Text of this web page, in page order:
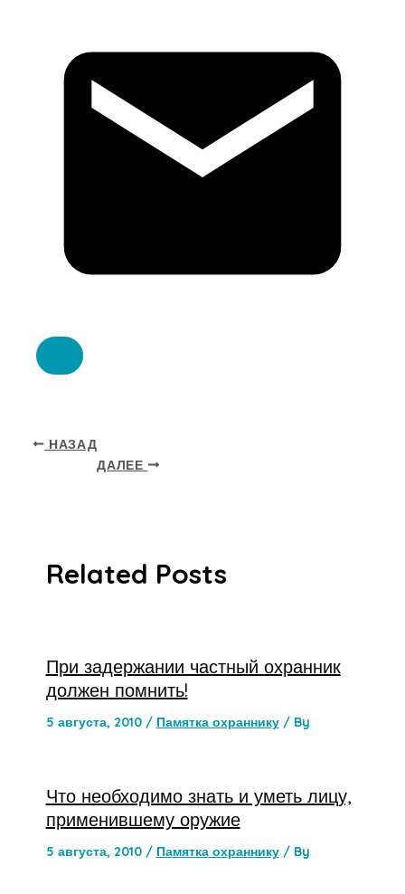
НАЗАД
ДАЛЕЕ
Related Posts
При задержании частный охранник
должен помнить!
5 августа, 2010 / Памятка охраннику/ By
Что необходимо знать и уметь лицу,
применившему оружие
5 августа, 2010 / Памятка охраннику/ By